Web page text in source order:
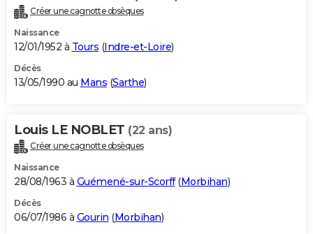
Créer une cagnotte obsèques
Naissance
12/01/1952 à Tours (Indre-et-Loire)
Décès
13/05/1990 au Mans (Sarthe)
Louis LE NOBLET (22 ans)
Créer une cagnotte obsèques
Naissance
28/08/1963 à Guémené-sur-Scorff(Morbihan)
Décès
06/07/1986 à Gourin (Morbihan)